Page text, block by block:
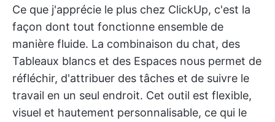
Ce que j'apprécie le plus chez ClickUp, c'est la
façon dont tout fonctionne ensemble de
manière fluide. La combinaison du chat, des
Tableaux blancs et des Espaces nous permet de
réfléchir, d'attribuer des tâches et de suivre le
travail en un seul endroit. Cet outil est flexible,
visuel et hautement personnalisable, ce qui le